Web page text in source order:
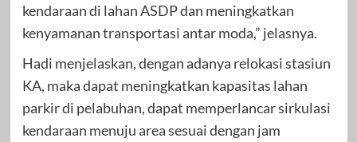
kendaraan di lahan ASDP dan meningkatkan
kenyamanan transportasi antar moda,” jelasnya.
Hadi menjelaskan, dengan adanya relokasi stasiun
KA, maka dapat meningkatkan kapasitas lahan
parkir di pelabuhan, dapat memperlancar sirkulasi
kendaraan menuju area sesuai dengan jam